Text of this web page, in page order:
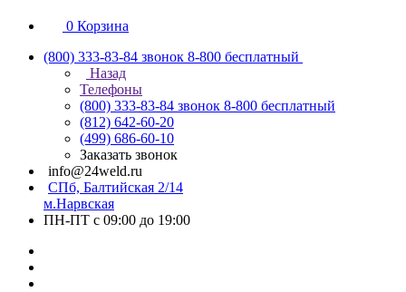
0 Корзина
(800) 333-83-84 звонок 8-800 бесплатный
Назад
Телефоны
(800) 333-83-84 звонок 8-800 бесплатный
(812) 642-60-20
(499) 686-60-10
Заказать звонок
info@24weld.ru
СПб, Балтийская 2/14
м.Нарвская
ПН-ПТ с 09:00 до 19:00